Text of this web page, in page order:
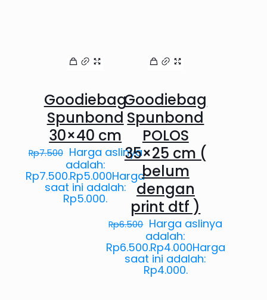
Goodiebag
Spunbond
30×40 cm
Rp7.500 Harga aslinya
adalah:
Rp7.500.Rp5.000Harga
saat ini adalah:
Rp5.000.
Goodiebag
Spunbond
POLOS
35×25 cm (
belum
dengan
print dtf )
Rp6.500 Harga aslinya
adalah:
Rp6.500.Rp4.000Harga
saat ini adalah:
Rp4.000.